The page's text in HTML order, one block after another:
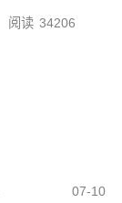
阅读 34206
07-10